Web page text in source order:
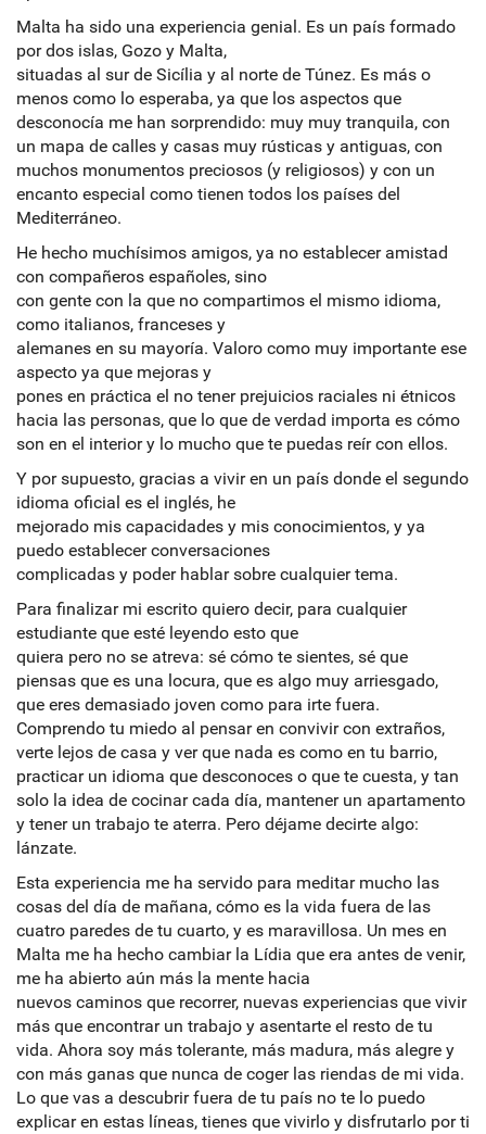
Malta ha sido una experiencia genial. Es un país formado
por dos islas, Gozo y Malta,
situadas al sur de Sicília y al norte de Túnez. Es más o
menos como lo esperaba, ya que los aspectos que
desconocía me han sorprendido: muy muy tranquila, con
un mapa de calles y casas muy rústicas y antiguas, con
muchos monumentos preciosos (y religiosos) y con un
encanto especial como tienen todos los países del
Mediterráneo.
He hecho muchísimos amigos, ya no establecer amistad
con compañeros españoles, sino
con gente con la que no compartimos el mismo idioma,
como italianos, franceses y
alemanes en su mayoría. Valoro como muy importante ese
aspecto ya que mejoras y
pones en práctica el no tener prejuicios raciales ni étnicos
hacia las personas, que lo que de verdad importa es cómo
son en el interior y lo mucho que te puedas reír con ellos.
Y por supuesto, gracias a vivir en un país donde el segundo
idioma oficial es el inglés, he
mejorado mis capacidades y mis conocimientos, y ya
puedo establecer conversaciones
complicadas y poder hablar sobre cualquier tema.
Para finalizar mi escrito quiero decir, para cualquier
estudiante que esté leyendo esto que
quiera pero no se atreva: sé cómo te sientes, sé que
piensas que es una locura, que es algo muy arriesgado,
que eres demasiado joven como para irte fuera.
Comprendo tu miedo al pensar en convivir con extraños,
verte lejos de casa y ver que nada es como en tu barrio,
practicar un idioma que desconoces o que te cuesta, y tan
solo la idea de cocinar cada día, mantener un apartamento
y tener un trabajo te aterra. Pero déjame decirte algo:
lánzate.
Esta experiencia me ha servido para meditar mucho las
cosas del día de mañana, cómo es la vida fuera de las
cuatro paredes de tu cuarto, y es maravillosa. Un mes en
Malta me ha hecho cambiar la Lídia que era antes de venir,
me ha abierto aún más la mente hacia
nuevos caminos que recorrer, nuevas experiencias que vivir
más que encontrar un trabajo y asentarte el resto de tu
vida. Ahora soy más tolerante, más madura, más alegre y
con más ganas que nunca de coger las riendas de mi vida.
Lo que vas a descubrir fuera de tu país no te lo puedo
explicar en estas líneas, tienes que vivirlo y disfrutarlo por ti